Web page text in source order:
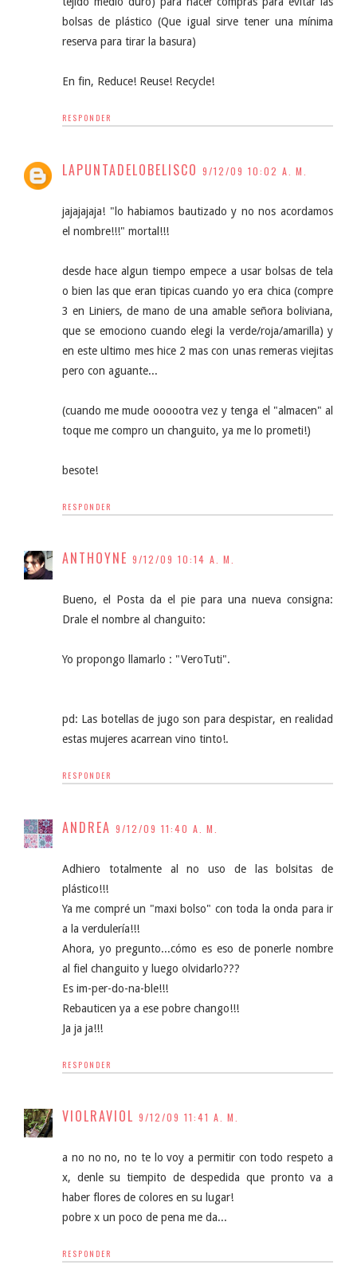
bolsas de plástico (Que igual sirve tener una mínima
reserva para tirar la basura)
En fin, Reduce! Reuse! Recycle!
RESPONDER
LAPUNTADELOBELISCO 9/12/09 10:02 A. M.
jajajajaja! "lo habiamos bautizado y no nos acordamos
el nombre!!!" mortal!!!
desde hace algun tiempo empece a usar bolsas de tela
o bien las que eran tipicas cuando yo era chica (compre
3 en Liniers, de mano de una amable señora boliviana,
que se emociono cuando elegi la verde/roja/amarilla) y
en este ultimo mes hice 2 mas con unas remeras viejitas
pero con aguante...
(cuando me mude oooootra vez y tenga el "almacen" al
toque me compro un changuito, ya me lo prometi!)
besote!
RESPONDER
ANTHOYNE 9/12/09 10:14 A. M.
Bueno, el Posta da el pie para una nueva consigna:
Drale el nombre al changuito:
Yo propongo llamarlo : "VeroTuti".
pd: Las botellas de jugo son para despistar, en realidad
estas mujeres acarrean vino tinto!.
RESPONDER
ANDREA 9/12/09 11:40 A. M.
Adhiero totalmente al no uso de las bolsitas de
plástico!!!
Ya me compré un "maxi bolso" con toda la onda para ir
a la verdulería!!!
Ahora, yo pregunto...cómo es eso de ponerle nombre
al fiel changuito y luego olvidarlo???
Es im-per-do-na-ble!!!
Rebauticen ya a ese pobre chango!!!
Ja ja ja!!!
RESPONDER
VIOLRAVIOL 9/12/09 11:41 A. M.
a no no no, no te lo voy a permitir con todo respeto a
x, denle su tiempito de despedida que pronto va a
haber flores de colores en su lugar!
pobre x un poco de pena me da...
RESPONDER